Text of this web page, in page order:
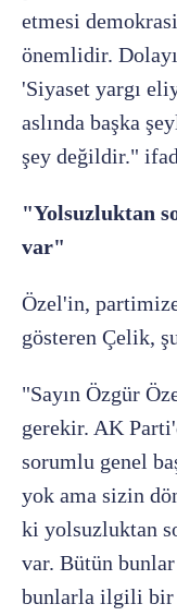
etmesi
önemlidir.
'Siyaset yargı
aslında başka
şey değildir."
"Yolsuzluktan
var"
Özel'in,
gösteren Çelik,
"Sayın Özgür
gerekir. AK
sorumlu genel
yok ama sizin
ki yolsuzluktan
var. Bütün
bunlarla ilgili bir